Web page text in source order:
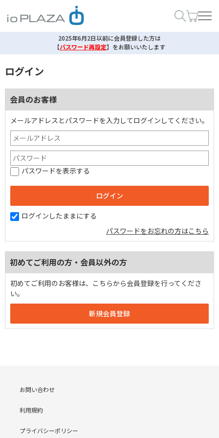
2025年6月2日以前に会員登録した方は
【パスワード再設定】 をお願いいたします
ログイン
会員のお客様
メールアドレスとパスワードを入力してログインしてください。
パスワードを表示する
ログインしたままにする
パスワードをお忘れの方はこちら
初めてご利用の方・会員以外の方
初めてご利用のお客様は、こちらから会員登録を行ってくださ
い。
お問い合わせ
利用規約
プライバシーポリシー